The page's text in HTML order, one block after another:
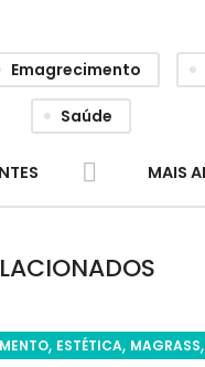
Emagrecimento
Saúde
MAIS
, ESTÉTICA, MAGRASS,